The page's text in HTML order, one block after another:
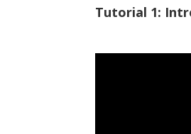
Tutorial 1: